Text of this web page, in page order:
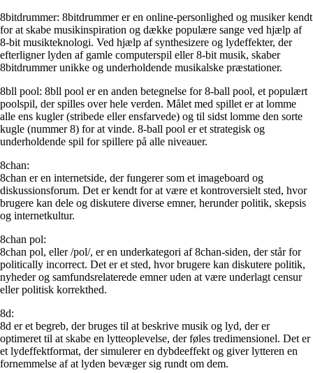
8bitdrummer: 8bitdrummer er en online-personlighed og musiker kendt
for at skabe musikinspiration og dække populære sange ved hjælp af
8-bit musikteknologi. Ved hjælp af synthesizere og lydeffekter, der
efterligner lyden af ​​gamle computerspil eller 8-bit musik, skaber
8bitdrummer unikke og underholdende musikalske præstationer.
8bll pool: 8bll pool er en anden betegnelse for 8-ball pool, et populært
poolspil, der spilles over hele verden. Målet med spillet er at lomme
alle ens kugler (stribede eller ensfarvede) og til sidst lomme den sorte
kugle (nummer 8) for at vinde. 8-ball pool er et strategisk og
underholdende spil for spillere på alle niveauer.
8chan:
8chan er en internetside, der fungerer som et imageboard og
diskussionsforum. Det er kendt for at være et kontroversielt sted, hvor
brugere kan dele og diskutere diverse emner, herunder politik, skepsis
og internetkultur.
8chan pol:
8chan pol, eller /pol/, er en underkategori af 8chan-siden, der står for
politically incorrect. Det er et sted, hvor brugere kan diskutere politik,
nyheder og samfundsrelaterede emner uden at være underlagt censur
eller politisk korrekthed.
8d:
8d er et begreb, der bruges til at beskrive musik og lyd, der er
optimeret til at skabe en lytteoplevelse, der føles tredimensionel. Det er
et lydeffektformat, der simulerer en dybdeeffekt og giver lytteren en
fornemmelse af at lyden bevæger sig rundt om dem.